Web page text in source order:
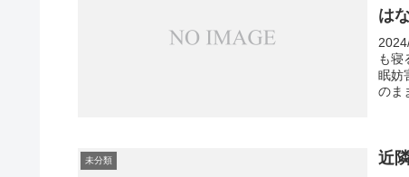
は
も寝
眠妨
のま
未分類 近